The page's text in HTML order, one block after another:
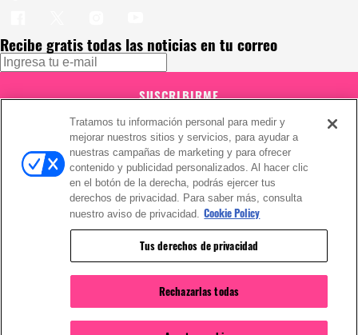
Recibe gratis todas las noticias en tu correo
SUSCRIBIRME
Este sitio está protegido por reCAPTCHA y Google
Política de
y Se aplican lasCondiciones de servicio .
Suscribirse implica aceptar los términos y condiciones
¡Muchas gracias!Ya estás suscrito a nuestro newsletter
Recibe gratis todas las noticias en tu correo
SUSCRIBIRME
Condiciones de servicio
Tratamos tu información personal para medir y
mejorar nuestros sitios y servicios, para ayudar a
nuestras campañas de marketing y para ofrecer
contenido y publicidad personalizados. Al hacer clic
en el botón de la derecha, podrás ejercer tus
derechos de privacidad. Para saber más, consulta
nuestro aviso de privacidad. Cookie Policy
Tus derechos de privacidad
Rechazarlas todas